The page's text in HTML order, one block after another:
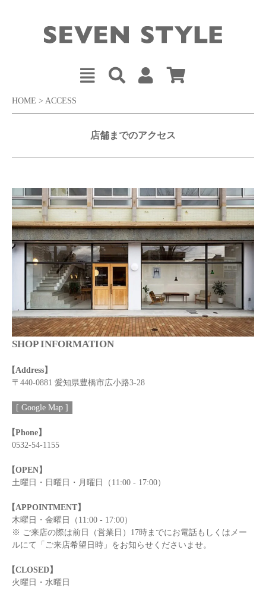
HOME > ACCESS
店舗までのアクセス
SHOP INFORMATION
【Address】
〒440-0881 愛知県豊橋市広小路3-28
[ Google Map ]
【Phone】
0532-54-1155
【OPEN】
土曜日・日曜日・月曜日（11:00 - 17:00）
【APPOINTMENT】
木曜日・金曜日（11:00 - 17:00）
※ ご来店の際は前日（営業日）17時までにお電話もしくはメー
ルにて「ご来店希望日時」をお知らせくださいませ。
【CLOSED】
火曜日・水曜日